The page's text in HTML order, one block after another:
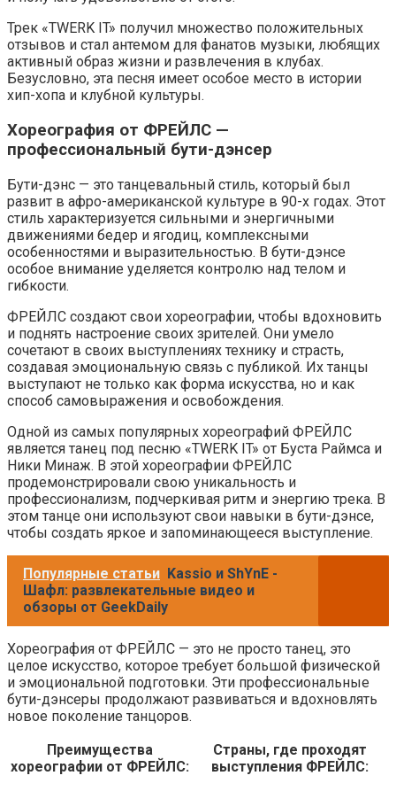
Трек «TWERK IT» получил множество положительных
отзывов и стал антемом для фанатов музыки, любящих
активный образ жизни и развлечения в клубах.
Безусловно, эта песня имеет особое место в истории
хип-хопа и клубной культуры.
Хореография от ФРЕЙЛС —
профессиональный бути-дэнсер
Бути-дэнс — это танцевальный стиль, который был
развит в афро-американской культуре в 90-х годах. Этот
стиль характеризуется сильными и энергичными
движениями бедер и ягодиц, комплексными
особенностями и выразительностью. В бути-дэнсе
особое внимание уделяется контролю над телом и
гибкости.
ФРЕЙЛС создают свои хореографии, чтобы вдохновить
и поднять настроение своих зрителей. Они умело
сочетают в своих выступлениях технику и страсть,
создавая эмоциональную связь с публикой. Их танцы
выступают не только как форма искусства, но и как
способ самовыражения и освобождения.
Одной из самых популярных хореографий ФРЕЙЛС
является танец под песню «TWERK IT» от Буста Раймса и
Ники Минаж. В этой хореографии ФРЕЙЛС
продемонстрировали свою уникальность и
профессионализм, подчеркивая ритм и энергию трека. В
этом танце они используют свои навыки в бути-дэнсе,
чтобы создать яркое и запоминающееся выступление.
Популярные статьи Kassio и ShYnE -
Шафл: развлекательные видео и
обзоры от GeekDaily
Хореография от ФРЕЙЛС — это не просто танец, это
целое искусство, которое требует большой физической
и эмоциональной подготовки. Эти профессиональные
бути-дэнсеры продолжают развиваться и вдохновлять
новое поколение танцоров.
Преимущества
хореографии от ФРЕЙЛС:
Страны, где проходят
выступления ФРЕЙЛС: